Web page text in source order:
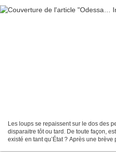
Les loups se repaissent sur le dos des
disparaitre tôt ou tard. De toute façon,
existé en tant qu’État ? Après une